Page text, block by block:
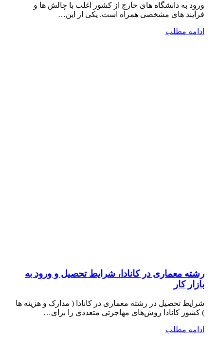
ورود به دانشگاه ‌های خارج از کشور اغلب با چالش ‌ها و
فرآیند های مشخصی همراه است. یکی از این…
ادامه مطلب
رشته معماری در کانادا، شرایط تحصیل و ورود به
بازار کار
شرایط تحصیل در رشته معماری در کانادا ( مدارک و هزینه ها
) کشور کانادا روش‌های مهاجرتی متعددی را برای…
ادامه مطلب